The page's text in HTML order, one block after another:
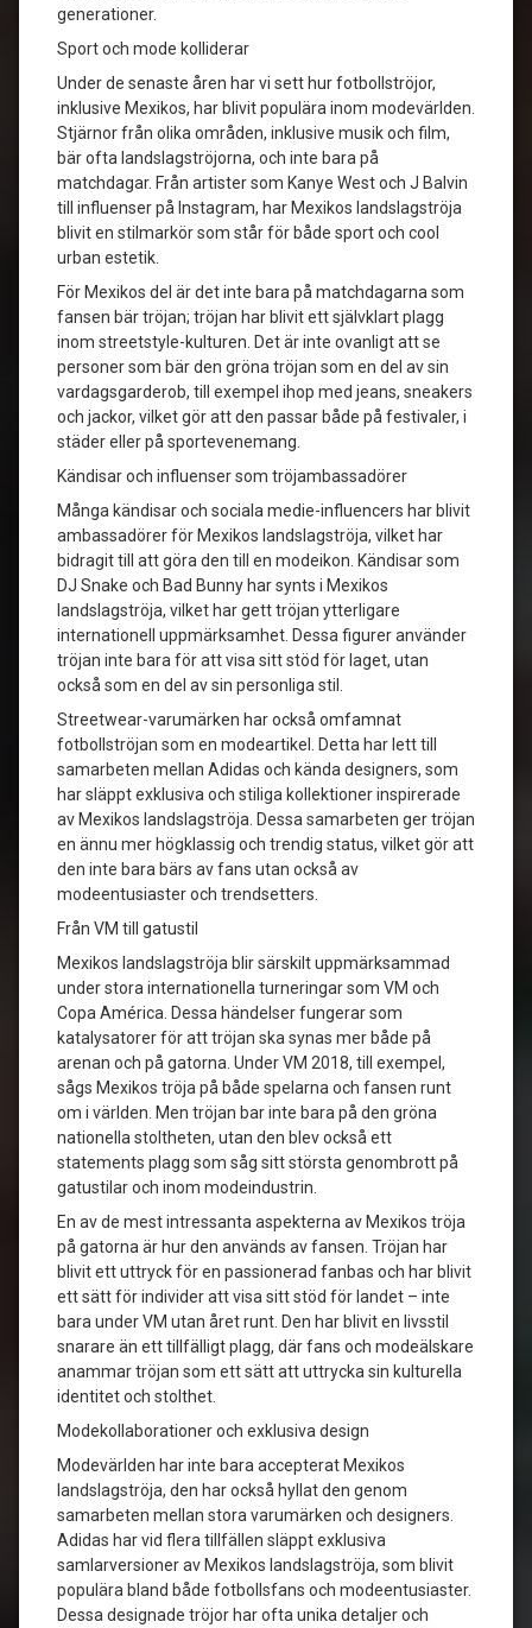
generationer.
Sport och mode kolliderar
Under de senaste åren har vi sett hur fotbollströjor,
inklusive Mexikos, har blivit populära inom modevärlden.
Stjärnor från olika områden, inklusive musik och film,
bär ofta landslagströjorna, och inte bara på
matchdagar. Från artister som Kanye West och J Balvin
till influenser på Instagram, har Mexikos landslagströja
blivit en stilmarkör som står för både sport och cool
urban estetik.
För Mexikos del är det inte bara på matchdagarna som
fansen bär tröjan; tröjan har blivit ett självklart plagg
inom streetstyle-kulturen. Det är inte ovanligt att se
personer som bär den gröna tröjan som en del av sin
vardagsgarderob, till exempel ihop med jeans, sneakers
och jackor, vilket gör att den passar både på festivaler, i
städer eller på sportevenemang.
Kändisar och influenser som tröjambassadörer
Många kändisar och sociala medie-influencers har blivit
ambassadörer för Mexikos landslagströja, vilket har
bidragit till att göra den till en modeikon. Kändisar som
DJ Snake och Bad Bunny har synts i Mexikos
landslagströja, vilket har gett tröjan ytterligare
internationell uppmärksamhet. Dessa figurer använder
tröjan inte bara för att visa sitt stöd för laget, utan
också som en del av sin personliga stil.
Streetwear-varumärken har också omfamnat
fotbollströjan som en modeartikel. Detta har lett till
samarbeten mellan Adidas och kända designers, som
har släppt exklusiva och stiliga kollektioner inspirerade
av Mexikos landslagströja. Dessa samarbeten ger tröjan
en ännu mer högklassig och trendig status, vilket gör att
den inte bara bärs av fans utan också av
modeentusiaster och trendsetters.
Från VM till gatustil
Mexikos landslagströja blir särskilt uppmärksammad
under stora internationella turneringar som VM och
Copa América. Dessa händelser fungerar som
katalysatorer för att tröjan ska synas mer både på
arenan och på gatorna. Under VM 2018, till exempel,
sågs Mexikos tröja på både spelarna och fansen runt
om i världen. Men tröjan bar inte bara på den gröna
nationella stoltheten, utan den blev också ett
statements plagg som såg sitt största genombrott på
gatustilar och inom modeindustrin.
En av de mest intressanta aspekterna av Mexikos tröja
på gatorna är hur den används av fansen. Tröjan har
blivit ett uttryck för en passionerad fanbas och har blivit
ett sätt för individer att visa sitt stöd för landet – inte
bara under VM utan året runt. Den har blivit en livsstil
snarare än ett tillfälligt plagg, där fans och modeälskare
anammar tröjan som ett sätt att uttrycka sin kulturella
identitet och stolthet.
Modekollaborationer och exklusiva design
Modevärlden har inte bara accepterat Mexikos
landslagströja, den har också hyllat den genom
samarbeten mellan stora varumärken och designers.
Adidas har vid flera tillfällen släppt exklusiva
samlarversioner av Mexikos landslagströja, som blivit
populära bland både fotbollsfans och modeentusiaster.
Dessa designade tröjor har ofta unika detaljer och